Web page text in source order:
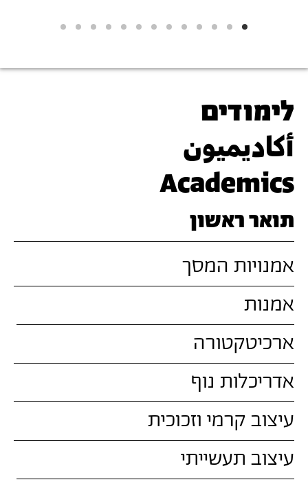
האקדמיה
לימודים
أكاديميون
Academics
תואר ראשון
אמנויות המסך
אמנות
ארכיטקטורה
אדריכלות נוף
עיצוב קרמי וזכוכית
עיצוב תעשייתי